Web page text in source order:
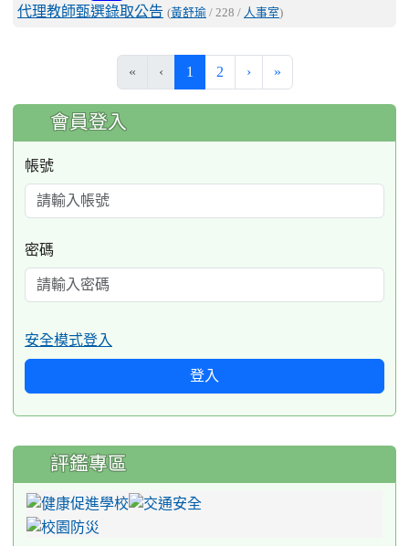
代理教師甄選錄取公告 (黃舒瑜 / 228 / 人事室)
« ‹ 1 (current)
2 › »
:::
會員登入
帳號
密碼
安全模式登入
登入
評鑑專區